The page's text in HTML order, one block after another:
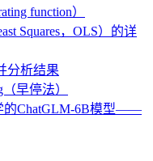
function）
Squares，OLS）的详
分析结果
早停法）
的ChatGLM-6B模型——